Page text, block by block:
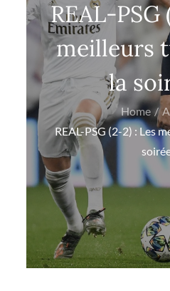
REAL-PSG
meilleurs
la
Home
REAL-PSG (2-2) : Les